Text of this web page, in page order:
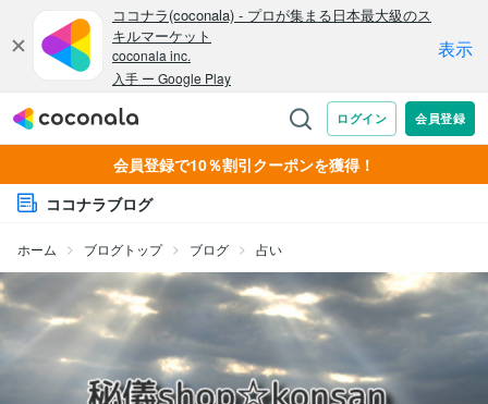
会員登録で10％割引クーポンを獲得！
ココナラブログ
ホーム ブログトップ ブログ 占い